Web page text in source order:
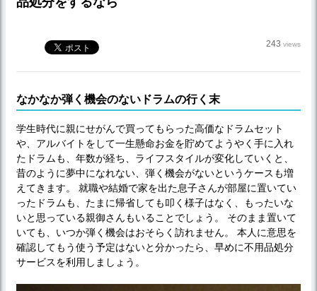
243 views
なかなか弾く機会のないドラムの行く末
学生時代に親にせがんで買ってもらった高価なドラムセット
や、アルバイトをして一生懸命お金を貯めてようやく手に入れ
たドラムも、年数が経ち、ライフスタイルが変化していくと、
昔のように夢中になれない、弾く機会がないというケースも増
えてきます。 就職や結婚で家を出た息子さんが部屋に置いてい
ったドラムも、たまに帰省しても叩く様子はなく、もったいな
いと思っている親御さんもいることでしょう。 そのまま置いて
いても、いつか弾く機会はおそらく訪れません。 本人に意思を
確認してもう使う予定はないと分かったら、早めに不用品処分
サービスを利用しましょう。